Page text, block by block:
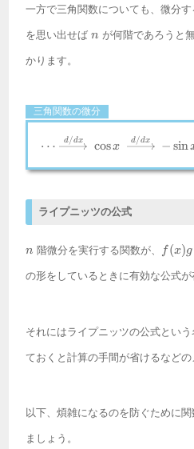
一方で三角関数についても、微分
を思い出せばn
n が何階であろうと
かります。
三角関数の微分
⋯ d/dx cosx
d /dx − sin
ライプニッツの公式
n
n 階微分を実行する関数が、 f (x)g
の形をしているときに有効な公式が
それにはライプニッツの公式とい
ておくと計算の手間が省けるなどの
以下、煩雑になるのを防ぐために関
ましょう。